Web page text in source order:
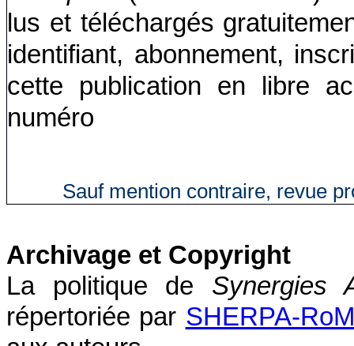
lus et téléchargés
identifiant, abonnement,
cette publication en libre
numéro
Sauf mention contraire, revue
Archivage et Copyright
La politique de Synergies
répertoriée par SHERPA-